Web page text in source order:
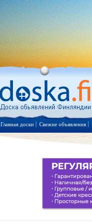
Главная доски Свежие объявления